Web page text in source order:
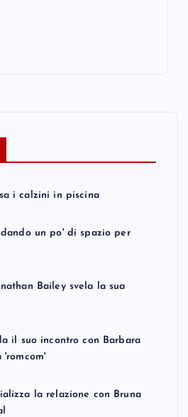
i calzini in piscina
un po' di spazio per
Bailey svela la sua
il suo incontro con Barbara
'romcom'
la relazione con Bruna